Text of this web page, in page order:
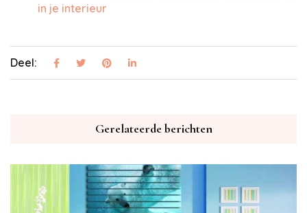
in je interieur
Deel:
Gerelateerde berichten